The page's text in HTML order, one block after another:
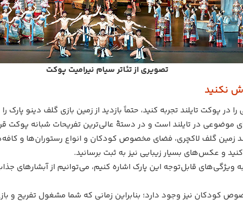
تصویری از تئاتر سیام نیرامیت پوکت
در پوکت تایلند تجربه کنید، حتماً بازدید از زمین بازی گلف دینو
موضوعی در تایلند است و در دستۀ عالی‌ترین تفریحات شبانه پوکت
زمین گلف لاکچری، فضای مخصوص کودکان و انواع رستوران‌ها و
و عکس‌های بسیار زیبایی نیز به ثبت برسانید.
قابل‌توجه این پارک اشاره کنیم، می‌توانیم از آبشارهای
کودکان نیز وجود دارد؛ بنابراین زمانی که شما مشغول تفریح و